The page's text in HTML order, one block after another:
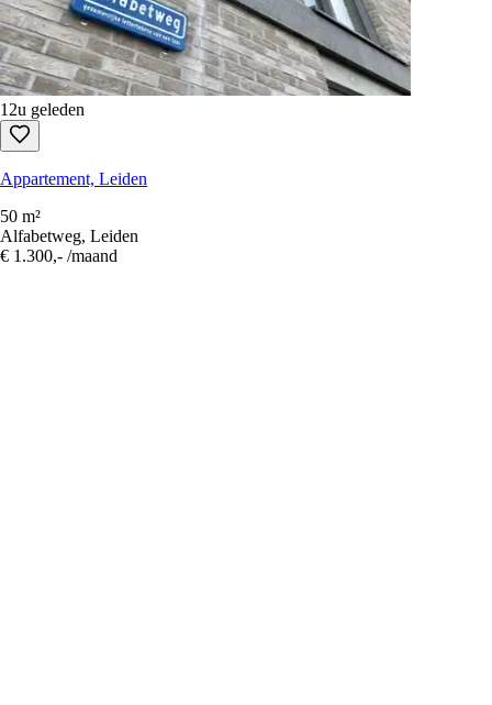
12u geleden
Appartement, Leiden
50 m²
Alfabetweg, Leiden
€ 1.300,- /maand